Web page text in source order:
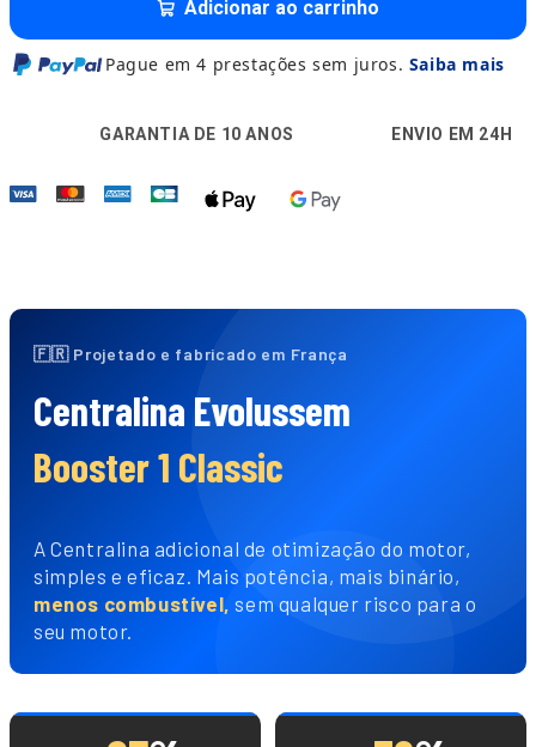
Adicionar ao carrinho
Pague em 4 prestações sem juros. Saiba mais
GARANTIA DE 10 ANOS 🚚 ENVIO EM 24H 🔒
🇫🇷 Projetado e fabricado em França
Centralina Evolussem
Booster 1 Classic
A Centralina adicional de otimização do motor,
simples e eficaz. Mais potência, mais binário,
menos combustível, sem qualquer risco para o
seu motor.